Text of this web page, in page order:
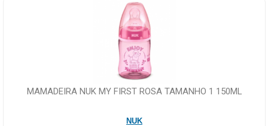
MAMADEIRA NUK MY FIRST ROSA TAMANHO 1 150ML
NUK